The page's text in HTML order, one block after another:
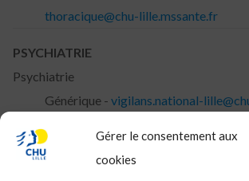
Gérer le consentement aux
cookies
thoracique@chu-lille.mssante.fr
PSYCHIATRIE
Psychiatrie
Générique - vigilans.national-
Secrétariat -